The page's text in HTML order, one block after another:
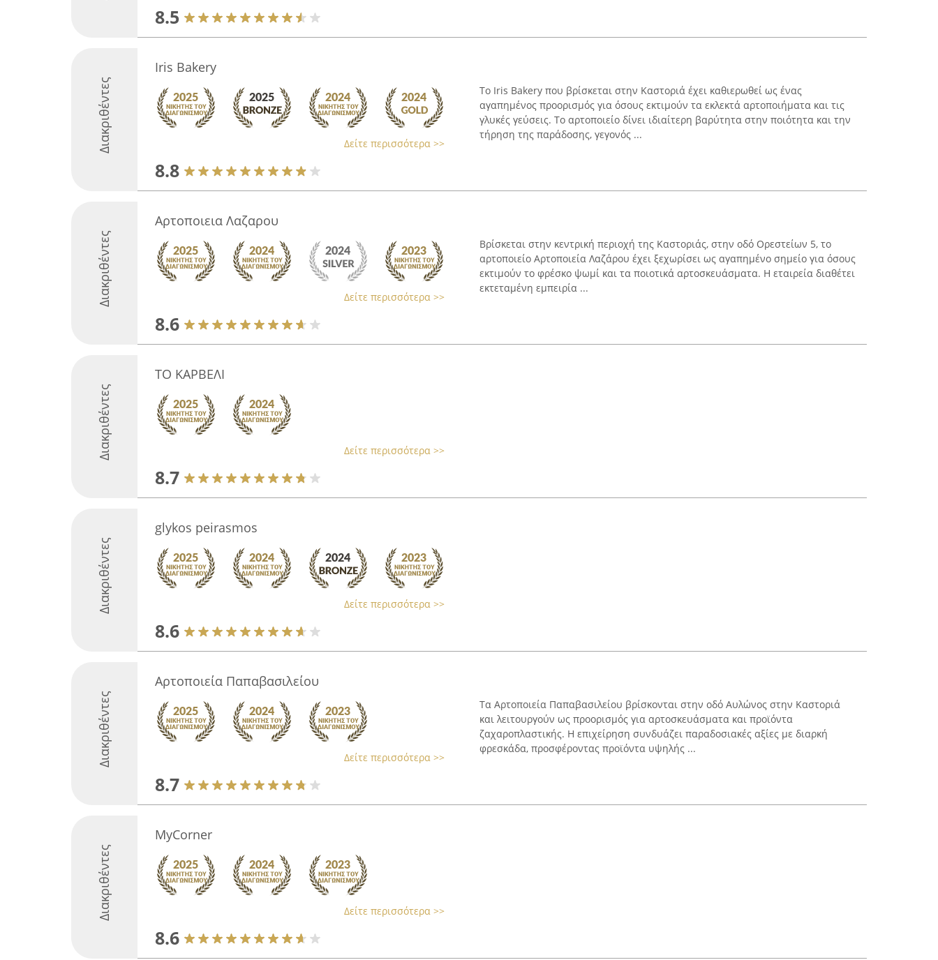
8.5
Διακριθέντες
Iris Bakery
Δείτε περισσότερα >>
8.8
Το Iris Bakery που βρίσκεται στην Καστοριά έχει καθιερωθεί ως ένας
αγαπημένος προορισμός για όσους εκτιμούν τα εκλεκτά αρτοποιήματα και τις
γλυκές γεύσεις. Το αρτοποιείο δίνει ιδιαίτερη βαρύτητα στην ποιότητα και την
τήρηση της παράδοσης, γεγονός ...
Διακριθέντες
Αρτοποιεια Λαζαρου
Δείτε περισσότερα >>
8.6
Βρίσκεται στην κεντρική περιοχή της Καστοριάς, στην οδό Ορεστείων 5, το
αρτοποιείο Αρτοποιεία Λαζάρου έχει ξεχωρίσει ως αγαπημένο σημείο για όσους
εκτιμούν το φρέσκο ψωμί και τα ποιοτικά αρτοσκευάσματα. Η εταιρεία διαθέτει
εκτεταμένη εμπειρία ...
Διακριθέντες
ΤΟ ΚΑΡΒΕΛΙ
Δείτε περισσότερα >>
8.7
Διακριθέντες
glykos peirasmos
Δείτε περισσότερα >>
8.6
Διακριθέντες
Αρτοποιεία Παπαβασιλείου
Δείτε περισσότερα >>
8.7
Τα Αρτοποιεία Παπαβασιλείου βρίσκονται στην οδό Αυλώνος στην Καστοριά
και λειτουργούν ως προορισμός για αρτοσκευάσματα και προϊόντα
ζαχαροπλαστικής. Η επιχείρηση συνδυάζει παραδοσιακές αξίες με διαρκή
φρεσκάδα, προσφέροντας προϊόντα υψηλής ...
Διακριθέντες
MyCorner
Δείτε περισσότερα >>
8.6